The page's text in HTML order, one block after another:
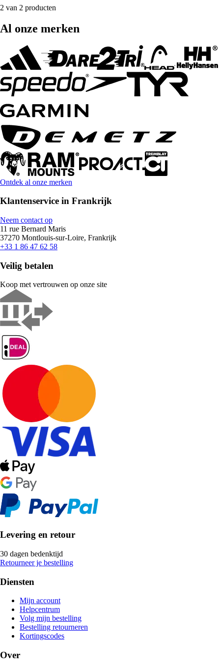
2 van 2 producten
Al onze merken
Ontdek al onze merken
Klantenservice in Frankrijk
Neem contact op
11 rue Bernard Maris
37270 Montlouis-sur-Loire, Frankrijk
+33 1 86 47 62 58
Veilig betalen
Koop met vertrouwen op onze site
Levering en retour
30 dagen bedenktijd
Retourneer je bestelling
Diensten
Mijn account
Helpcentrum
Volg mijn bestelling
Bestelling retourneren
Kortingscodes
Over